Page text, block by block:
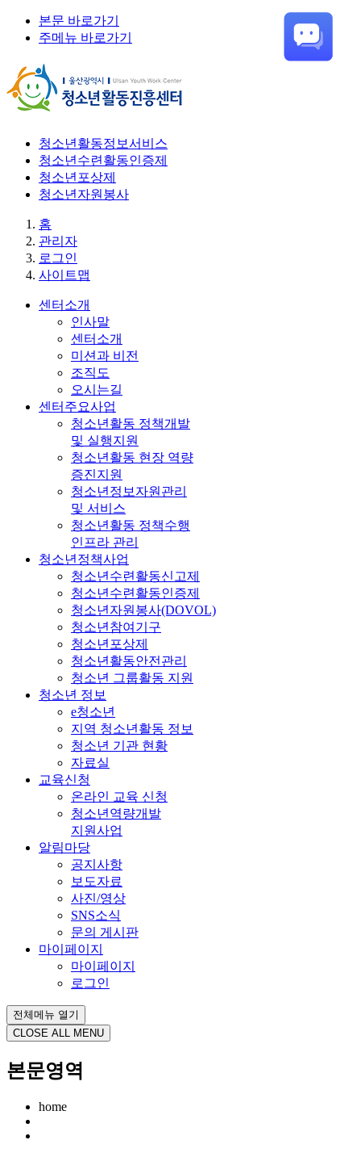
본문 바로가기
주메뉴 바로가기
청소년활동정보서비스
청소년수련활동인증제
청소년포상제
청소년자원봉사
홈
관리자
로그인
사이트맵
센터소개
인사말
센터소개
미션과 비전
조직도
오시는길
센터주요사업
청소년활동 정책개발
및 실행지원
청소년활동 현장 역량
증진지원
청소년정보자원관리
및 서비스
청소년활동 정책수행
인프라 관리
청소년정책사업
청소년수련활동신고제
청소년수련활동인증제
청소년자원봉사(DOVOL)
청소년참여기구
청소년포상제
청소년활동안전관리
청소년 그룹활동 지원
청소년 정보
e청소년
지역 청소년활동 정보
청소년 기관 현황
자료실
교육신청
온라인 교육 신청
청소년역량개발
지원사업
알림마당
공지사항
보도자료
사진/영상
SNS소식
문의 게시판
마이페이지
마이페이지
로그인
전체메뉴 열기
CLOSE ALL MENU
본문영역
home